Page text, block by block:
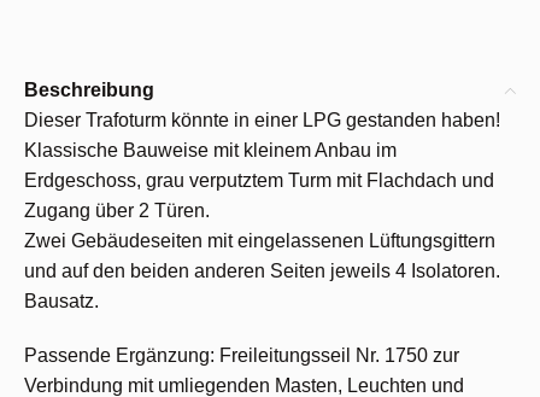
Beschreibung
Dieser Trafoturm könnte in einer LPG gestanden haben!
Klassische Bauweise mit kleinem Anbau im
Erdgeschoss, grau verputztem Turm mit Flachdach und
Zugang über 2 Türen.
Zwei Gebäudeseiten mit eingelassenen Lüftungsgittern
und auf den beiden anderen Seiten jeweils 4 Isolatoren.
Bausatz.
Passende Ergänzung: Freileitungsseil Nr. 1750 zur
Verbindung mit umliegenden Masten, Leuchten und